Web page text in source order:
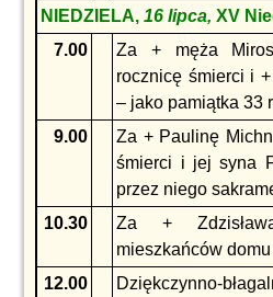
NIEDZIELA,16 lipca,XV
7.00
Za + męża
rocznicę śmierci i
– jako pamiątka 33
9.00
Za + Paulinę
śmierci i jej syna
przez niego
10.30
Za +
mieszkańców
12.00
Dziękczynno-